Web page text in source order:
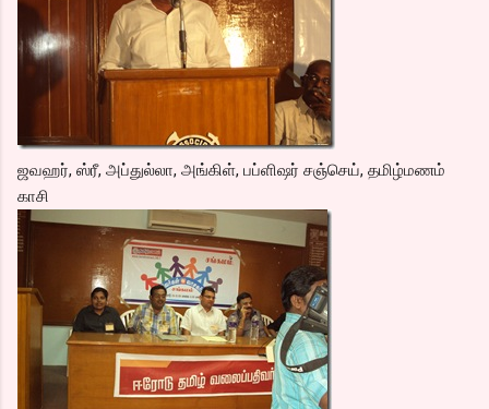
ஜவஹர், ஸ்ரீ, அப்துல்லா, அங்கிள், பப்ளிஷர் சஞ்செய், தமிழ்மணம்
காசி